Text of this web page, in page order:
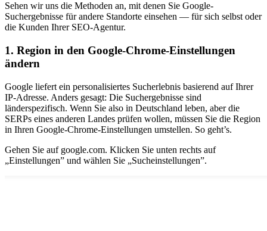
Sehen wir uns die Methoden an, mit denen Sie Google-
Suchergebnisse für andere Standorte einsehen — für sich selbst oder
die Kunden Ihrer SEO-Agentur.
1. Region in den Google-Chrome-Einstellungen
ändern
Google liefert ein personalisiertes Sucherlebnis basierend auf Ihrer
IP-Adresse. Anders gesagt: Die Suchergebnisse sind
länderspezifisch. Wenn Sie also in Deutschland leben, aber die
SERPs eines anderen Landes prüfen wollen, müssen Sie die Region
in Ihren Google-Chrome-Einstellungen umstellen. So geht’s.
Gehen Sie auf google.com. Klicken Sie unten rechts auf
„Einstellungen” und wählen Sie „Sucheinstellungen”.